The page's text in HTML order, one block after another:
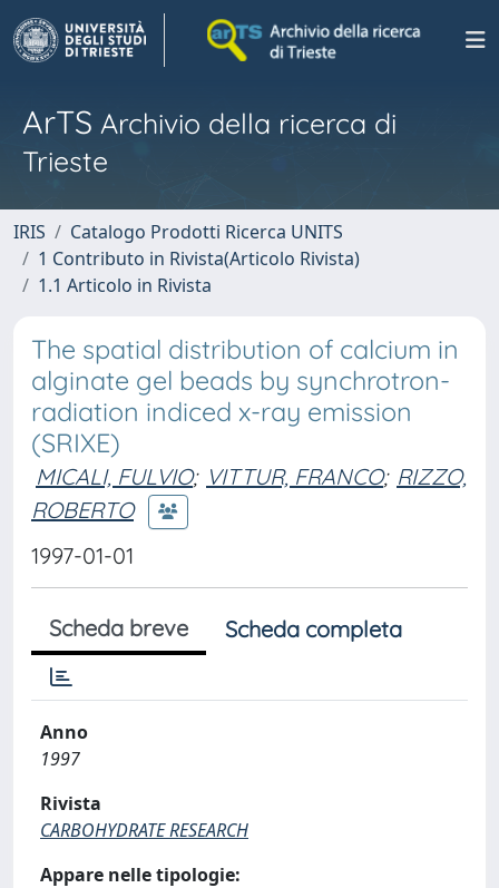
ArTS Archivio della ricerca di
Trieste
IRIS
Catalogo Prodotti Ricerca UNITS
1 Contributo in Rivista(Articolo Rivista)
1.1 Articolo in Rivista
The spatial distribution of calcium in
alginate gel beads by synchrotron-
radiation indiced x-ray emission
(SRIXE)
MICALI, FULVIO; VITTUR, FRANCO; RIZZO,
ROBERTO
1997-01-01
Scheda breve Scheda completa
Anno
1997
Rivista
CARBOHYDRATE RESEARCH
Appare nelle tipologie: